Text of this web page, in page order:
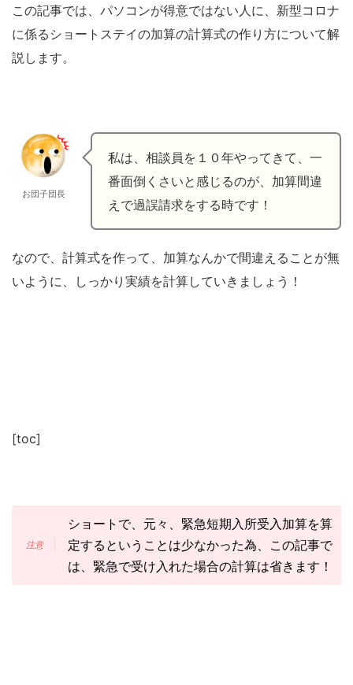
この記事では、パソコンが得意ではない人に、新型コロナ
に係るショートステイの加算の計算式の作り方について解
説します。
お団子団長
私は、相談員を１０年やってきて、一
番面倒くさいと感じるのが、加算間違
えで過誤請求をする時です！
なので、計算式を作って、加算なんかで間違えることが無
いように、しっかり実績を計算していきましょう！
[toc]
ショートで、元々、緊急短期入所受入加算を算
定するということは少なかった為、この記事で
は、緊急で受け入れた場合の計算は省きます！